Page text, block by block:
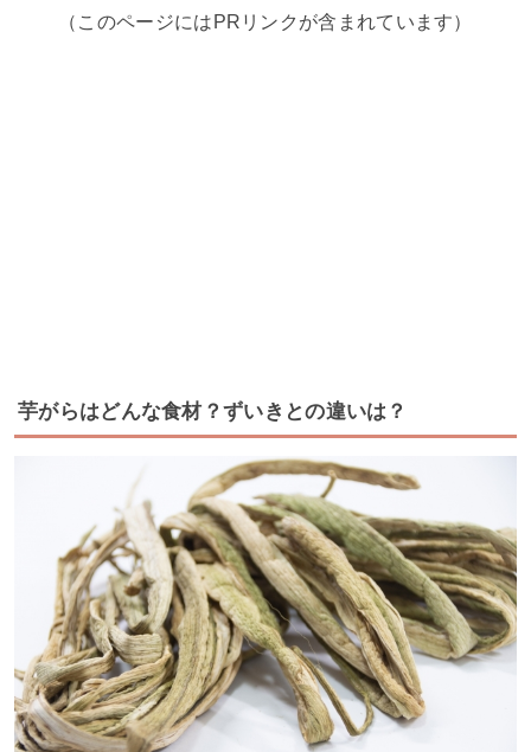
（このページにはPRリンクが含まれています）
芋がらはどんな食材？ずいきとの違いは？